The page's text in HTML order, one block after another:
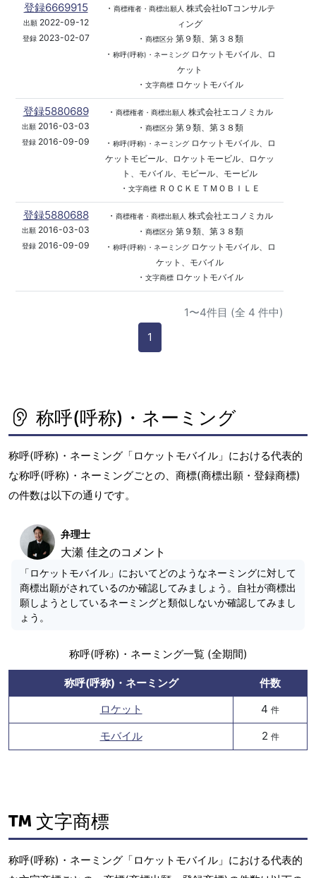
登録6669915
出願2022-09-12
登録2023-02-07
・ 商標権者・商標出願人 株式会社IoTコンサルテ
ィング
・ 商標区分第９類、第３８類
・ 称呼(呼称)・ネーミングロケットモバイル、ロ
ケット
・ 文字商標ロケットモバイル
登録5880689
出願 2016-03-03
登録 2016-09-09
・ 商標権者・商標出願人 株式会社エコノミカル
・ 商標区分第９類、第３８類
・ 称呼(呼称)・ネーミングロケットモバイル、ロ
ケットモビール、ロケットモービル、ロケッ
ト、モバイル、モビール、モービル
・ 文字商標ＲＯＣＫＥＴＭＯＢＩＬＥ
登録5880688
出願 2016-03-03
登録 2016-09-09
・ 商標権者・商標出願人 株式会社エコノミカル
・ 商標区分第９類、第３８類
・ 称呼(呼称)・ネーミングロケットモバイル、ロ
ケット、モバイル
・ 文字商標ロケットモバイル
1〜4件目 (全 4 件中)
1
称呼(呼称)・ネーミング
称呼(呼称)・ネーミング「ロケットモバイル」における代表的
な称呼(呼称)・ネーミングごとの、商標(商標出願・登録商標)
の件数は以下の通りです。
弁理士
大瀬 佳之のコメント
「ロケットモバイル」においてどのようなネーミングに対して
商標出願がされているのか確認してみましょう。自社が商標出
願しようとしているネーミングと類似しないか確認してみまし
ょう。
称呼(呼称)・ネーミング一覧 (全期間)
称呼(呼称)・ネーミング
件数
ロケット
4 件
モバイル 2 件
文字商標
称呼(呼称)・ネーミング「ロケットモバイル」における代表的